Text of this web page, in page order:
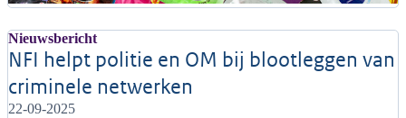
Nieuwsbericht
NFI helpt politie en OM bij blootleggen van
criminele netwerken
22-09-2025